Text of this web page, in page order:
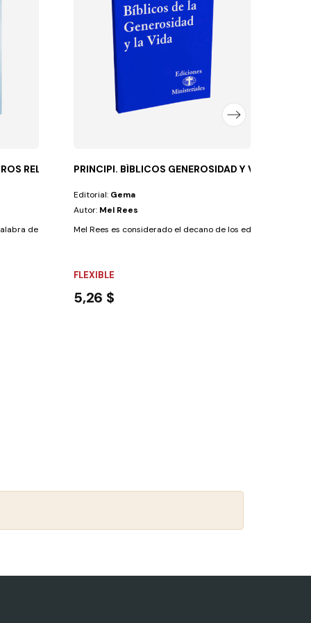
RELATOS...
de honor ofrecen a los jóvenes y a los...
PRINCIPI. BÍBLICOS GENEROSIDAD Y VIDA.
Editorial: Gema
Autor: Mel Rees
Mel Rees es considerado el decano de los educadores
FLEXIBLE
5,26 $